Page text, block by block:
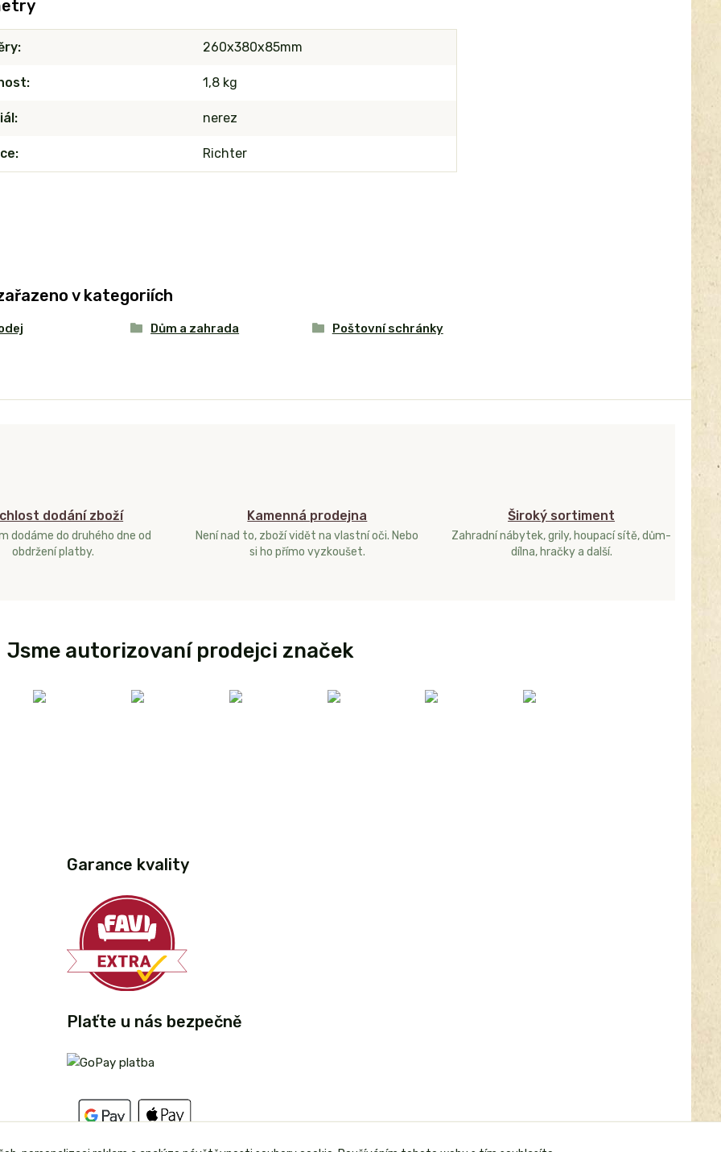
260x380x85mm
1,8 kg
nerez
Richter
v kategoriích
Dům a zahrada Poštovní schránky
dodání zboží
dodáme do druhého dne od
obdržení platby.
Kamenná prodejna
Není nad to, zboží vidět na vlastní oči. Nebo
si ho přímo vyzkoušet.
Široký sortiment
Zahradní nábytek, grily, houpací sítě, dům-
dílna, hračky a další.
Jsme autorizovaní prodejci značek
Garance kvality
Plaťte u nás bezpečně